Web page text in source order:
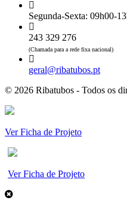
Segunda-Sexta: 09h00-
243 329 276
(Chamada para a rede fixa nacional)
geral@ribatubos.pt
© 2026 Ribatubos - Todos os
Ver Ficha de Projeto
Ver Ficha de Projeto